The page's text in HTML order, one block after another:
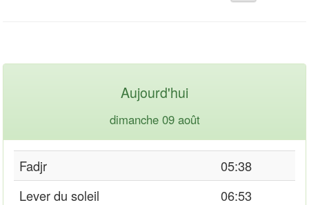
Aujourd'hui
dimanche 09 août
Fadjr
05:38
Lever du soleil
06:53